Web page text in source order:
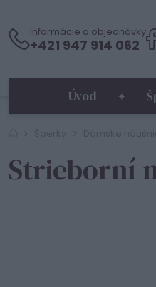
Informácie a objednávky
+421 947 914 062
Úvod
Strieborní